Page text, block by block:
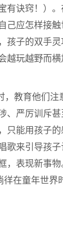
有诀窍！） 。
应怎样接触
孩子的双手
越玩越野而
教育他们注
、严厉训斥
只能用孩子
歌来引导孩
，表现新事
徉在童年世